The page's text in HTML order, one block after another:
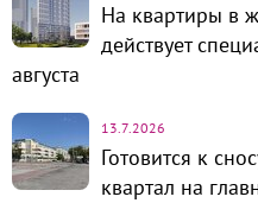
На квартиры в
действует
августа
13.7.2026
Готовится к
квартал на